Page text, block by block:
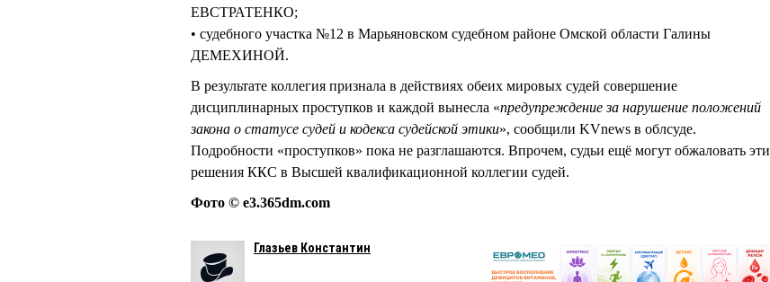
ЕВСТРАТЕНКО;
• судебного участка №12 в Марьяновском судебном районе Омской области Галины
ДЕМЕХИНОЙ.
В результате коллегия признала в действиях обеих мировых судей совершение
дисциплинарных проступков и каждой вынесла «предупреждение за нарушение положений
закона о статусе судей и кодекса судейской этики», сообщили KVnews в облсуде.
Подробности «проступков» пока не разглашаются. Впрочем, судьи ещё могут обжаловать эти
решения ККС в Высшей квалификационной коллегии судей.
Фото © e3.365dm.com
Глазьев Константин